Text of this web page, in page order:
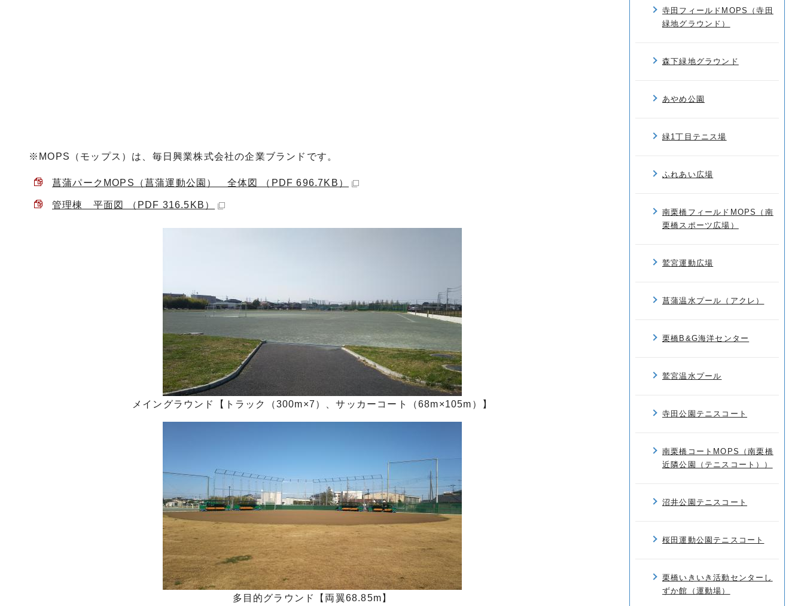
※MOPS（モップス）は、毎日興業株式会社の企業ブランドです。
菖蒲パークMOPS（菖蒲運動公園） 全体図 （PDF 696.7KB）
管理棟 平面図 （PDF 316.5KB）
メイングラウンド【トラック（300m×7）、サッカーコート（68m×105m）】
多目的グラウンド【両翼68.85m】
寺田フィールドMOPS（寺田
緑地グラウンド）
森下緑地グラウンド
あやめ公園
緑1丁目テニス場
ふれあい広場
南栗橋フィールドMOPS（南
栗橋スポーツ広場）
鷲宮運動広場
菖蒲温水プール（アクレ）
栗橋B&G海洋センター
鷲宮温水プール
寺田公園テニスコート
南栗橋コートMOPS（南栗橋
近隣公園（テニスコート））
沼井公園テニスコート
桜田運動公園テニスコート
栗橋いきいき活動センターし
ずか館（運動場）